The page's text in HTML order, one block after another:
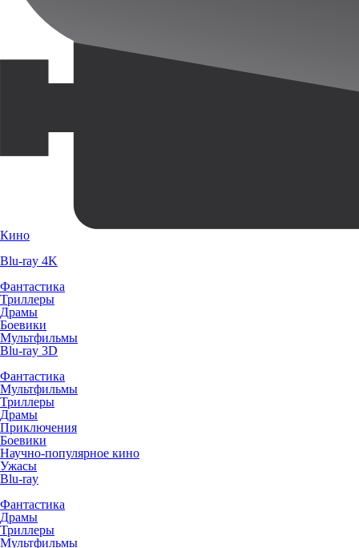
Кино
Blu-ray 4K
Фантастика
Триллеры
Драмы
Боевики
Мультфильмы
Blu-ray 3D
Фантастика
Мультфильмы
Триллеры
Драмы
Приключения
Боевики
Научно-популярное кино
Ужасы
Blu-ray
Фантастика
Драмы
Триллеры
Мультфильмы